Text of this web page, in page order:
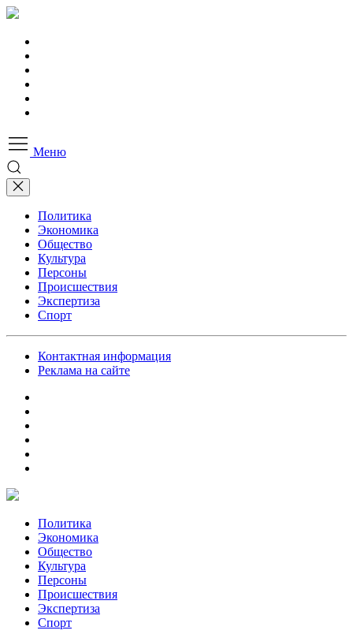
Меню
Политика
Экономика
Общество
Культура
Персоны
Происшествия
Экспертиза
Спорт
Контактная информация
Реклама на сайте
Политика
Экономика
Общество
Культура
Персоны
Происшествия
Экспертиза
Спорт